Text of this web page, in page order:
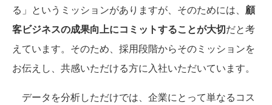
る」というミッションがありますが、そのためには、 顧
客ビジネスの成果向上にコミットすることが大切だと考
えています。そのため、採用段階からそのミッションを
お伝えし、共感いただける方に入社いただいています。
データを分析しただけでは、企業にとって単なるコス